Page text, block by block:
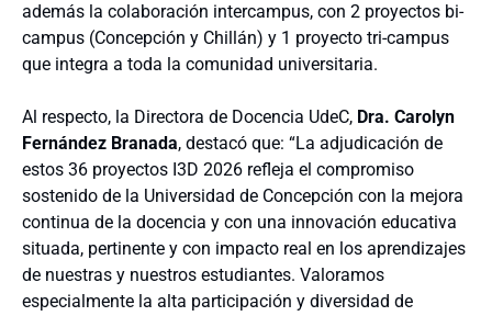
además la colaboración intercampus, con 2 proyectos bi-
campus (Concepción y Chillán) y 1 proyecto tri-campus
que integra a toda la comunidad universitaria.
Al respecto, la Directora de Docencia UdeC, Dra. Carolyn
Fernández Branada, destacó que: “La adjudicación de
estos 36 proyectos I3D 2026 refleja el compromiso
sostenido de la Universidad de Concepción con la mejora
continua de la docencia y con una innovación educativa
situada, pertinente y con impacto real en los aprendizajes
de nuestras y nuestros estudiantes. Valoramos
especialmente la alta participación y diversidad de